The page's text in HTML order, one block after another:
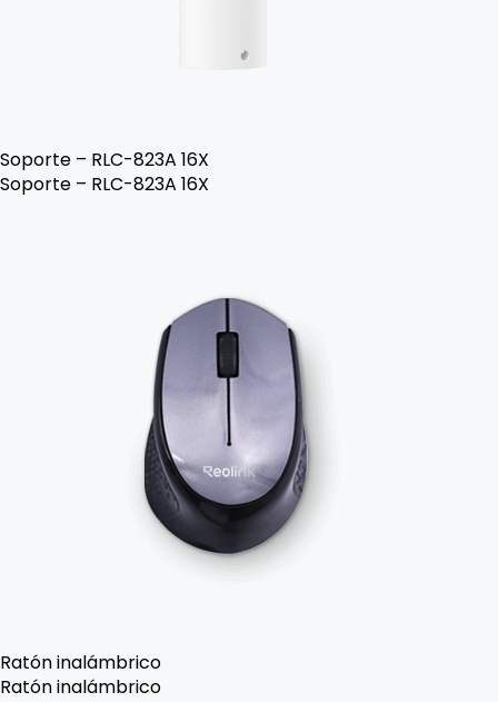
Soporte – RLC-823A 16X
Soporte – RLC-823A 16X
Ratón inalámbrico
Ratón inalámbrico